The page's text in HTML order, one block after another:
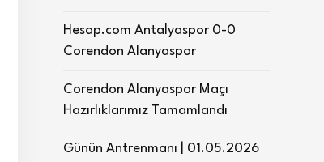
Hesap.com Antalyaspor 0-0
Corendon Alanyaspor
Corendon Alanyaspor Maçı
Hazırlıklarımız Tamamlandı
Günün Antrenmanı | 01.05.2026